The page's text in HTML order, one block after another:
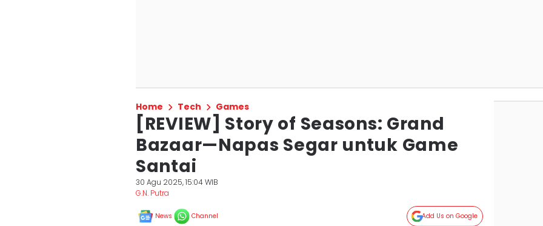
Home Tech Games
[REVIEW] Story of Seasons: Grand
Bazaar—Napas Segar untuk Game
Santai
30 Agu 2025, 15:04 WIB
G.N. Putra
News Channel Add Us on Google